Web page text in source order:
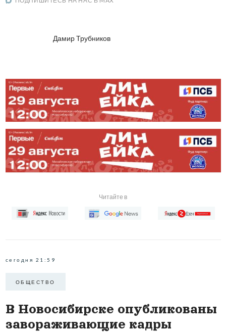
Дамир Трубников
Читайте в
сегодня 21:59
ОБЩЕСТВО
В Новосибирске опубликованы
завораживающие кадры